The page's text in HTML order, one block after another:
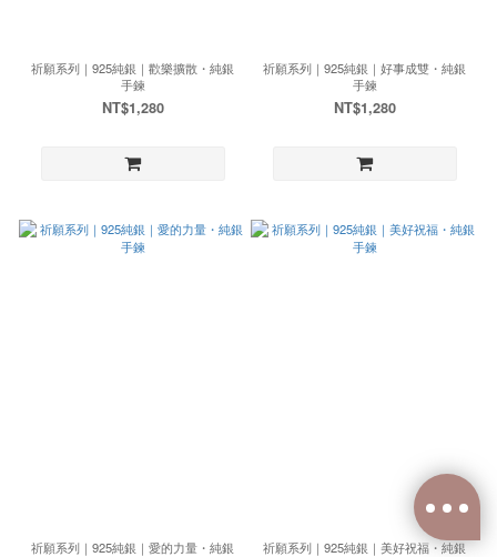
祈願系列｜925純銀｜歡樂擴散・純銀
手鍊
NT$1,280
祈願系列｜925純銀｜好事成雙・純銀
手鍊
NT$1,280
祈願系列｜925純銀｜愛的力量・純銀
祈願系列｜925純銀｜美好祝福・純銀